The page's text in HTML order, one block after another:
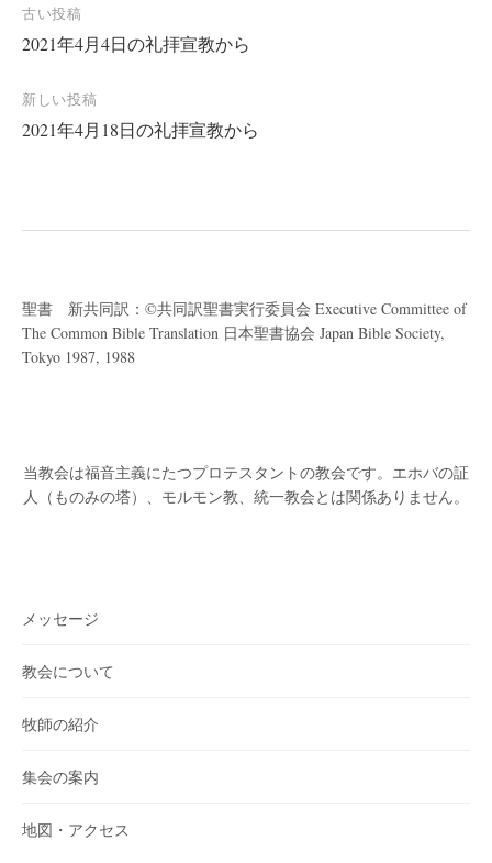
投
稿
ナ
ビ
古い投稿
2021年4月4日の礼拝宣教から
新しい投稿
2021年4月18日の礼拝宣教から
聖書 新共同訳：©共同訳聖書実行委員会 Executive Committee of
The Common Bible Translation 日本聖書協会 Japan Bible Society,
Tokyo 1987, 1988
当教会は福音主義にたつプロテスタントの教会です。 エホバの証
人（ものみの塔）、モルモン教、統一教会とは関係ありません。
メッセージ
教会について
牧師の紹介
集会の案内
地図・アクセス